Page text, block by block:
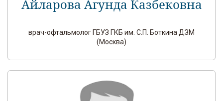
Айларова Агунда Казбековна
врач-офтальмолог ГБУЗ ГКБ им. С.П. Боткина ДЗМ
(Москва)